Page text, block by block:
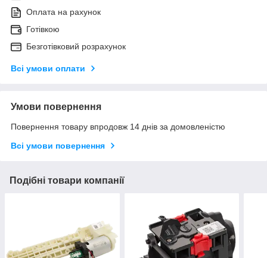
Оплата на рахунок
Готівкою
Безготівковий розрахунок
Всі умови оплати
Умови повернення
Повернення товару впродовж 14 днів за домовленістю
Всі умови повернення
Подібні товари компанії